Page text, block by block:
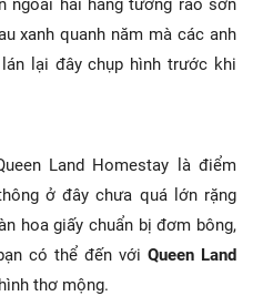
ngoài hai hàng tường rào sơn
xanh quanh năm mà các anh
lại đây chụp hình trước khi
Land Homestay là điểm
ở đây chưa quá lớn rặng
hoa giấy chuẩn bị đơm bông,
có thể đến với Queen Land
thơ mộng.